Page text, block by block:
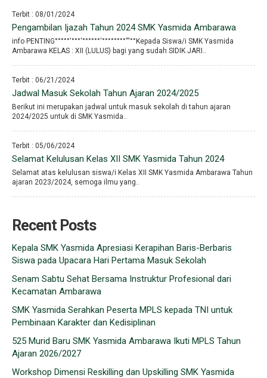
Terbit : 08/01/2024
Pengambilan Ijazah Tahun 2024 SMK Yasmida Ambarawa
info PENTING°°°°°′°°°′°°°°°°′°°°°°°°°′′′°°Kepada Siswa/i SMK Yasmida
Ambarawa KELAS : XII (LULUS) bagi yang sudah SIDIK JARI..
Terbit : 06/21/2024
Jadwal Masuk Sekolah Tahun Ajaran 2024/2025
Berikut ini merupakan jadwal untuk masuk sekolah di tahun ajaran
2024/2025 untuk di SMK Yasmida..
Terbit : 05/06/2024
Selamat Kelulusan Kelas XII SMK Yasmida Tahun 2024
Selamat atas kelulusan siswa/i Kelas XII SMK Yasmida Ambarawa Tahun
ajaran 2023/2024, semoga ilmu yang..
Recent Posts
Kepala SMK Yasmida Apresiasi Kerapihan Baris-Berbaris
Siswa pada Upacara Hari Pertama Masuk Sekolah
Senam Sabtu Sehat Bersama Instruktur Profesional dari
Kecamatan Ambarawa
SMK Yasmida Serahkan Peserta MPLS kepada TNI untuk
Pembinaan Karakter dan Kedisiplinan
525 Murid Baru SMK Yasmida Ambarawa Ikuti MPLS Tahun
Ajaran 2026/2027
Workshop Dimensi Reskilling dan Upskilling SMK Yasmida